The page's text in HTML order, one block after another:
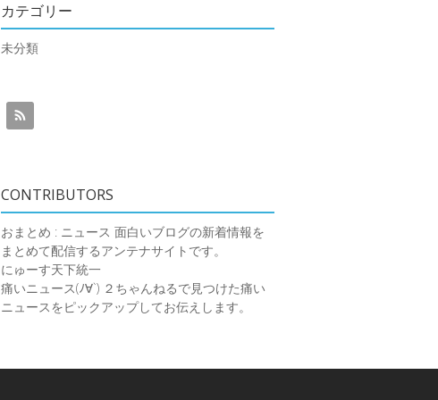
カテゴリー
未分類
CONTRIBUTORS
おまとめ : ニュース 面白いブログの新着情報を
まとめて配信するアンテナサイトです。
にゅーす天下統一
痛いニュース(ﾉ∀`) ２ちゃんねるで見つけた痛い
ニュースをピックアップしてお伝えします。